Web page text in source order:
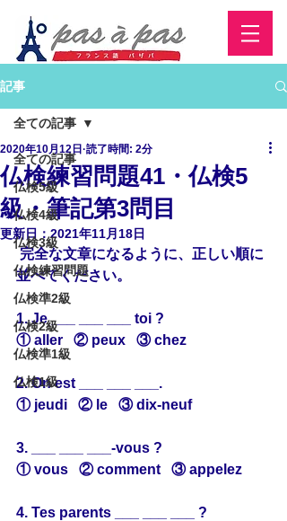
記事
全ての記事
仏検5級
仏検4級
仏検3級
仏検練習問題
仏検準2級
仏検2級
仏検準1級
仏検1級
全ての記事
仏検練習問題41・仏検5
級・筆記第3問目
2020年10月12日 読了時間: 2分
更新日：2021年11月18日
完全な文章になるように、正しい順に
並べてください。
1. Je ___ ___ ___ toi ?
① aller   ② peux   ③ chez
2. On est ___ ___ ___.
① jeudi   ② le   ③ dix-neuf
3. ___ ___ ___-vous ?
① vous   ② comment   ③ appelez
4. Tes parents ___ ___ ___ ?